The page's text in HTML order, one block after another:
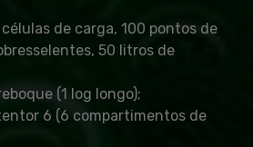
de carga, 100 pontos de
50 litros de
(1 log longo);
6 (6 compartimentos de